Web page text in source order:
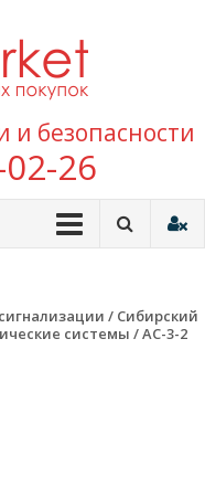
покупок
безопасности
26
/ Сибирский
системы / АС-3-2